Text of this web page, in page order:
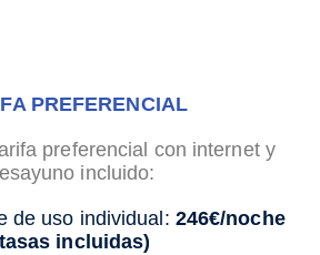
PREFERENCIAL
preferencial con internet y
incluido:
de uso individual: 246€/noche
incluidas)